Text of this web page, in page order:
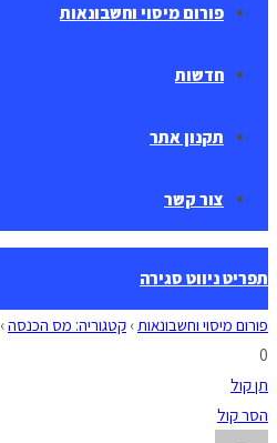
פורום מיסוי וחשבונאות
חדשות
תקנון אתר
צור קשר
תפריט ניווט סגירה
פורום מיסוי וחשבונאות› קטגוריה: מס הכנסה›
0
תן קול
הסר קול